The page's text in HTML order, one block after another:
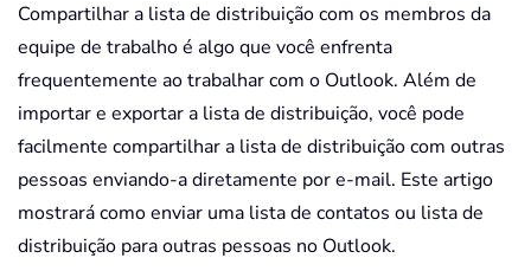
Compartilhar a lista de distribuição com os membros da
equipe de trabalho é algo que você enfrenta
frequentemente ao trabalhar com o Outlook. Além de
importar e exportar a lista de distribuição, você pode
facilmente compartilhar a lista de distribuição com outras
pessoas enviando-a diretamente por e-mail. Este artigo
mostrará como enviar uma lista de contatos ou lista de
distribuição para outras pessoas no Outlook.